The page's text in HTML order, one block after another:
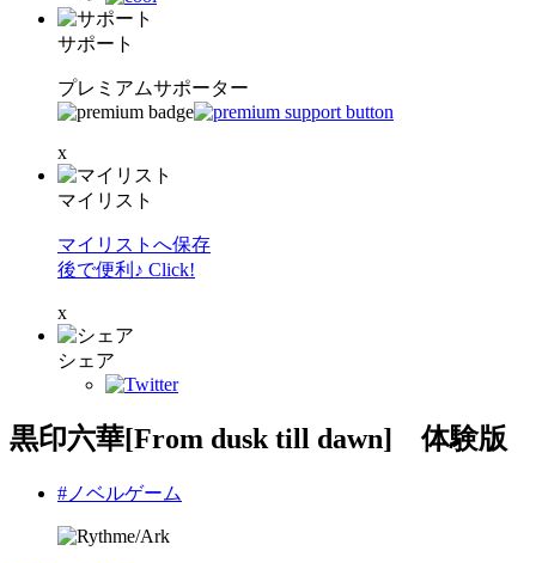
サポート
プレミアムサポーター
x
マイリスト
マイリストへ保存
後で便利♪ Click!
x
シェア
黒印六華[From dusk till dawn] 体験版
#ノベルゲーム